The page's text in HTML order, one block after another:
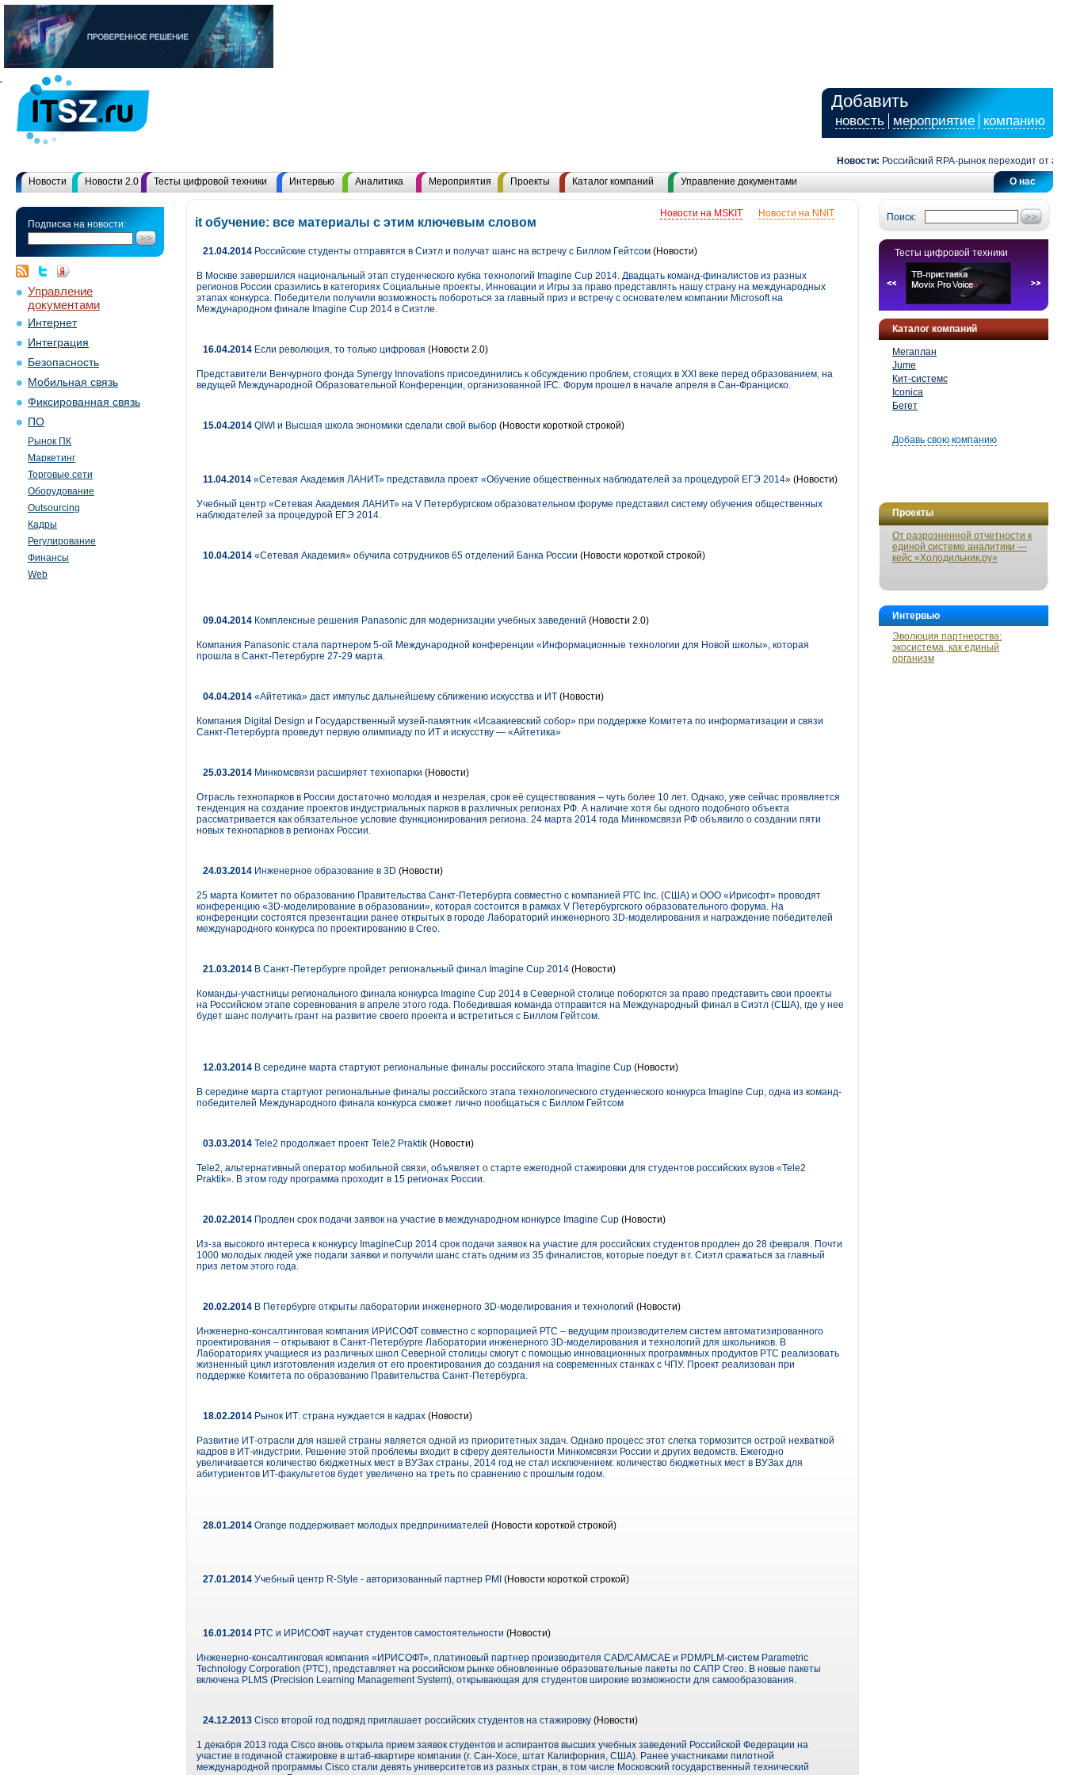
Добавить
новость мероприятие компанию
Новости: Российский RPA-рынок переходит от
О нас
Новости Новости 2.0 Тесты цифровой техники Интервью Аналитика Мероприятия Проекты Каталог компаний Управление документами
Подписка на новости:
Управление
документами
Интернет
Интеграция
Безопасность
Мобильная связь
Фиксированная связь
ПО
Рынок ПК
Маркетинг
Торговые сети
Оборудование
Outsourcing
Кадры
Регулирование
Финансы
Web
Поиск:
Тесты цифровой техники
Каталог компаний
Мегаплан
Jume
Кит-системс
Iconica
Бегет
Добавь свою компанию
Проекты
От разрозненной отчетности к
единой системе аналитики —
кейс «Холодильник.ру»
Интервью
Эволюция партнерства:
экосистема, как единый
организм
Новости на NNIT
Новости на MSKIT
it обучение: все материалы с этим ключевым словом
21.04.2014 Российские студенты отправятся в Сиэтл и получат шанс на встречу с Биллом Гейтсом (Новости)
В Москве завершился национальный этап студенческого кубка технологий Imagine Cup 2014. Двадцать команд-финалистов из разных
регионов России сразились в категориях Социальные проекты, Инновации и Игры за право представлять нашу страну на международных
этапах конкурса. Победители получили возможность побороться за главный приз и встречу с основателем компании Microsoft на
Международном финале Imagine Cup 2014 в Сиэтле.
16.04.2014 Если революция, то только цифровая (Новости 2.0)
Представители Венчурного фонда Synergy Innovations присоединились к обсуждению проблем, стоящих в XXI веке перед образованием, на
ведущей Международной Образовательной Конференции, организованной IFC. Форум прошел в начале апреля в Сан-Франциско.
15.04.2014 QIWI и Высшая школа экономики сделали свой выбор (Новости короткой строкой)
11.04.2014 «Сетевая Академия ЛАНИТ» представила проект «Обучение общественных наблюдателей за процедурой ЕГЭ 2014» (Новости)
Учебный центр «Сетевая Академия ЛАНИТ» на V Петербургском образовательном форуме представил систему обучения общественных
наблюдателей за процедурой ЕГЭ 2014.
10.04.2014 «Сетевая Академия» обучила сотрудников 65 отделений Банка России (Новости короткой строкой)
09.04.2014 Комплексные решения Panasonic для модернизации учебных заведений (Новости 2.0)
Компания Panasonic стала партнером 5-ой Международной конференции «Информационные технологии для Новой школы», которая
прошла в Санкт-Петербурге 27-29 марта.
04.04.2014 «Айтетика» даст импульс дальнейшему сближению искусства и ИТ (Новости)
Компания Digital Design и Государственный музей-памятник «Исаакиевский собор» при поддержке Комитета по информатизации и связи
Санкт-Петербурга проведут первую олимпиаду по ИТ и искусству — «Айтетика»
25.03.2014 Минкомсвязи расширяет технопарки (Новости)
Отрасль технопарков в России достаточно молодая и незрелая, срок её существования – чуть более 10 лет. Однако, уже сейчас проявляется
тенденция на создание проектов индустриальных парков в различных регионах РФ. А наличие хотя бы одного подобного объекта
рассматривается как обязательное условие функционирования региона. 24 марта 2014 года Минкомсвязи РФ объявило о создании пяти
новых технопарков в регионах России.
24.03.2014 Инженерное образование в 3D (Новости)
25 марта Комитет по образованию Правительства Санкт-Петербурга совместно с компанией РТС Inc. (США) и ООО «Ирисофт» проводят
конференцию «3D-моделирование в образовании», которая состоится в рамках V Петербургского образовательного форума. На
конференции состоятся презентации ранее открытых в городе Лабораторий инженерного 3D-моделирования и награждение победителей
международного конкурса по проектированию в Creo.
21.03.2014 В Санкт-Петербурге пройдет региональный финал Imagine Cup 2014 (Новости)
Команды-участницы регионального финала конкурса Imagine Cup 2014 в Северной столице поборются за право представить свои проекты
на Российском этапе соревнования в апреле этого года. Победившая команда отправится на Международный финал в Сиэтл (США), где у нее
будет шанс получить грант на развитие своего проекта и встретиться с Биллом Гейтсом.
12.03.2014 В середине марта стартуют региональные финалы российского этапа Imagine Cup (Новости)
В середине марта стартуют региональные финалы российского этапа технологического студенческого конкурса Imagine Cup, одна из команд-
победителей Международного финала конкурса сможет лично пообщаться с Биллом Гейтсом
03.03.2014 Tele2 продолжает проект Tele2 Praktik (Новости)
Tele2, альтернативный оператор мобильной связи, объявляет о старте ежегодной стажировки для студентов российских вузов «Tele2
Praktik». В этом году программа проходит в 15 регионах России.
20.02.2014 Продлен срок подачи заявок на участие в международном конкурсе Imagine Cup (Новости)
Из-за высокого интереса к конкурсу ImagineCup 2014 срок подачи заявок на участие для российских студентов продлен до 28 февраля. Почти
1000 молодых людей уже подали заявки и получили шанс стать одним из 35 финалистов, которые поедут в г. Сиэтл сражаться за главный
приз летом этого года.
20.02.2014 В Петербурге открыты лаборатории инженерного 3D-моделирования и технологий (Новости)
Инженерно-консалтинговая компания ИРИСОФТ совместно с корпорацией РТС – ведущим производителем систем автоматизированного
проектирования – открывают в Санкт-Петербурге Лаборатории инженерного 3D-моделирования и технологий для школьников. В
Лабораториях учащиеся из различных школ Северной столицы смогут с помощью инновационных программных продуктов PTC реализовать
жизненный цикл изготовления изделия от его проектирования до создания на современных станках с ЧПУ. Проект реализован при
поддержке Комитета по образованию Правительства Санкт-Петербурга.
18.02.2014 Рынок ИТ: страна нуждается в кадрах (Новости)
Развитие ИТ-отрасли для нашей страны является одной из приоритетных задач. Однако процесс этот слегка тормозится острой нехваткой
кадров в ИТ-индустрии. Решение этой проблемы входит в сферу деятельности Минкомсвязи России и других ведомств. Ежегодно
увеличивается количество бюджетных мест в ВУЗах страны, 2014 год не стал исключением: количество бюджетных мест в ВУЗах для
абитуриентов ИТ-факультетов будет увеличено на треть по сравнению с прошлым годом.
28.01.2014 Orange поддерживает молодых предпринимателей (Новости короткой строкой)
27.01.2014 Учебный центр R-Style - авторизованный партнер PMI (Новости короткой строкой)
16.01.2014 PTC и ИРИСОФТ научат студентов самостоятельности (Новости)
Инженерно-консалтинговая компания «ИРИСОФТ», платиновый партнер производителя CAD/CAM/CAE и PDM/PLM-систем Parametric
Technology Corporation (PTC), представляет на российском рынке обновленные образовательные пакеты по САПР Creo. В новые пакеты
включена PLMS (Precision Learning Management System), открывающая для студентов широкие возможности для самообразования.
24.12.2013 Cisco второй год подряд приглашает российских студентов на стажировку (Новости)
1 декабря 2013 года Cisco вновь открыла прием заявок студентов и аспирантов высших учебных заведений Российской Федерации на
участие в годичной стажировке в штаб-квартире компании (г. Сан-Хосе, штат Калифорния, США). Ранее участниками пилотной
международной программы Cisco стали девять университетов из разных стран, в том числе Московский государственный технический